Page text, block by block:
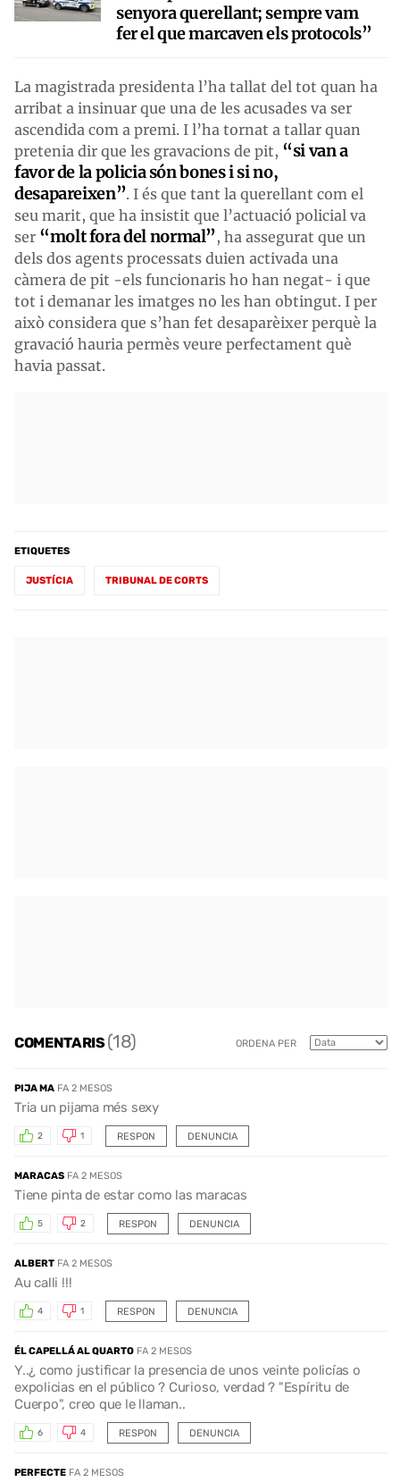
senyora querellant; sempre vam
fer el que marcaven els protocols”
La magistrada presidenta l’ha tallat del tot quan ha
arribat a insinuar que una de les acusades va ser
ascendida com a premi. I l’ha tornat a tallar quan
pretenia dir que les gravacions de pit, “si van a
favor de la policia són bones i si no,
desapareixen”. I és que tant la querellant com el
seu marit, que ha insistit que l’actuació policial va
ser “molt fora del normal”, ha assegurat que un
dels dos agents processats duien activada una
càmera de pit -els funcionaris ho han negat- i que
tot i demanar les imatges no les han obtingut. I per
això considera que s’han fet desaparèixer perquè la
gravació hauria permès veure perfectament què
havia passat.
ETIQUETES
JUSTÍCIA TRIBUNAL DE CORTS
COMENTARIS(18) ORDENA PER
PIJA MA FA 2 MESOS
Tria un pijama més sexy
RESPON
2 1 DENUNCIA
MARACAS FA 2 MESOS
Tiene pinta de estar como las maracas
RESPON
5 2 DENUNCIA
ALBERT FA 2 MESOS
Au calli !!!
RESPON
4 1 DENUNCIA
ÉL CAPELLÁ AL QUARTO FA 2 MESOS
Y..¿ como justificar la presencia de unos veinte policías o
expolicias en el público ? Curioso, verdad ? "Espíritu de
Cuerpo", creo que le llaman..
RESPON
6 4 DENUNCIA
PERFECTE FA 2 MESOS